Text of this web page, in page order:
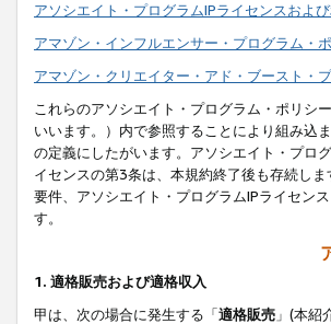
アソシエイト・プログラムIPライセンスおよ
アマゾン・インフルエンサー・プログラム・
アマゾン・クリエイター・アド・ブースト・
これらのアソシエイト・プログラム・ポリシ
いいます。）内で参照することにより組み込
の定義にしたがいます。アソシエイト・プロ
イセンスの第3条は、本規約終了後も存続し
要件、アソシエイト・プログラムIPライセン
す。
1. 適格販売および適格収入
甲は、次の場合に発生する「適格販売 」(本紹